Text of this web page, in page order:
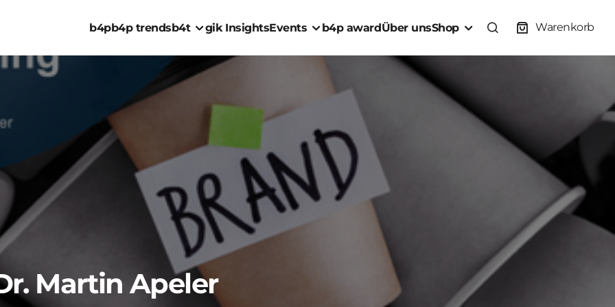
b4pb4p trendsb4t gik InsightsEvents b4p awardÜber unsShop Warenkorb
Martin Apeler